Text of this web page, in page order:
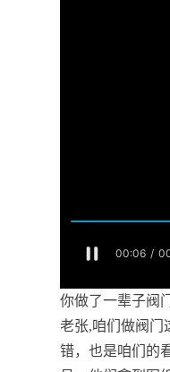
你做了一辈子阀
老张,咱们做阀门
错，也是咱们的